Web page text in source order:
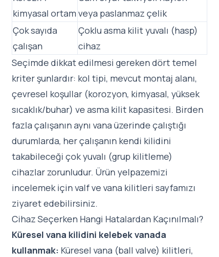
kimyasal ortam veya paslanmaz çelik
Çok sayıda
çalışan
Çoklu asma kilit yuvalı (hasp)
cihaz
Seçimde dikkat edilmesi gereken dört temel
kriter şunlardır: kol tipi, mevcut montaj alanı,
çevresel koşullar (korozyon, kimyasal, yüksek
sıcaklık/buhar) ve asma kilit kapasitesi. Birden
fazla çalışanın aynı vana üzerinde çalıştığı
durumlarda, her çalışanın kendi kilidini
takabileceği çok yuvalı (grup kilitleme)
cihazlar zorunludur. Ürün yelpazemizi
incelemek için valf ve vana kilitleri sayfamızı
ziyaret edebilirsiniz.
Cihaz Seçerken Hangi Hatalardan Kaçınılmalı?
Küresel vana kilidini kelebek vanada
kullanmak: Küresel vana (ball valve) kilitleri,